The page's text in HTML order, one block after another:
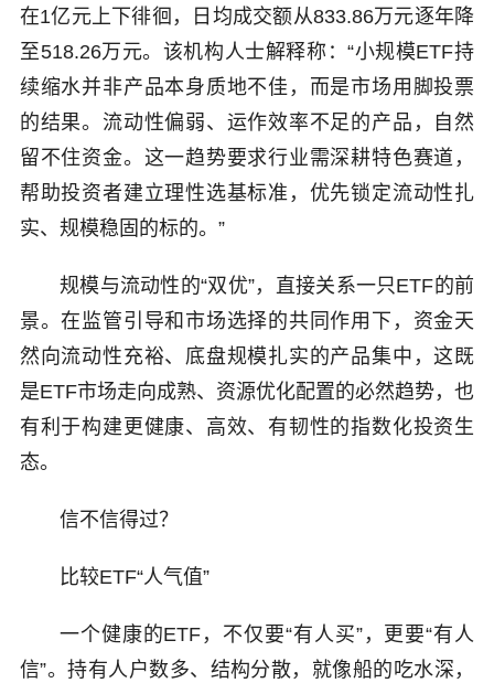
在1亿元上下徘徊，日均成交额从833.86万元逐年降
至518.26万元。该机构人士解释称：“小规模ETF持
续缩水并非产品本身质地不佳，而是市场用脚投票
的结果。流动性偏弱、运作效率不足的产品，自然
留不住资金。这一趋势要求行业需深耕特色赛道，
帮助投资者建立理性选基标准，优先锁定流动性扎
实、规模稳固的标的。”
规模与流动性的“双优”，直接关系一只ETF的前
景。在监管引导和市场选择的共同作用下，资金天
然向流动性充裕、底盘规模扎实的产品集中，这既
是ETF市场走向成熟、资源优化配置的必然趋势，也
有利于构建更健康、高效、有韧性的指数化投资生
态。
信不信得过？
比较ETF“人气值”
一个健康的ETF，不仅要“有人买”，更要“有人
信”。持有人户数多、结构分散，就像船的吃水深，